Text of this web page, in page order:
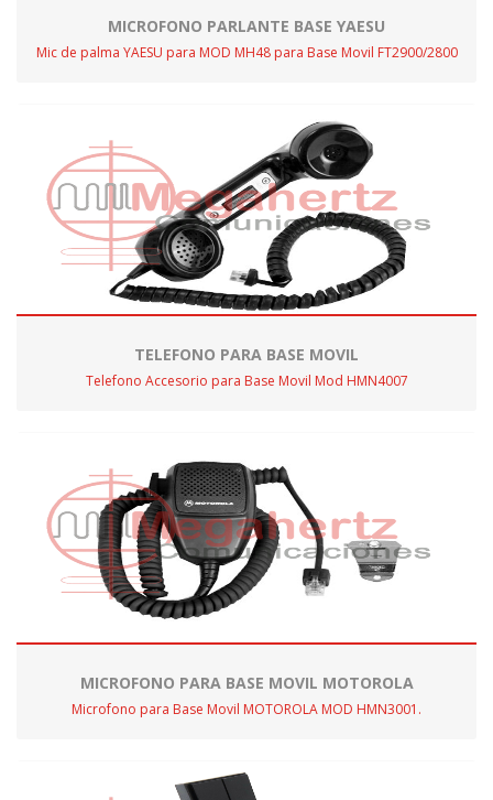
MICROFONO PARLANTE BASE YAESU
Mic de palma YAESU para MOD MH48 para Base Movil FT2900/2800
TELEFONO PARA BASE MOVIL
Telefono Accesorio para Base Movil Mod HMN4007
MICROFONO PARA BASE MOVIL MOTOROLA
Microfono para Base Movil MOTOROLA MOD HMN3001.